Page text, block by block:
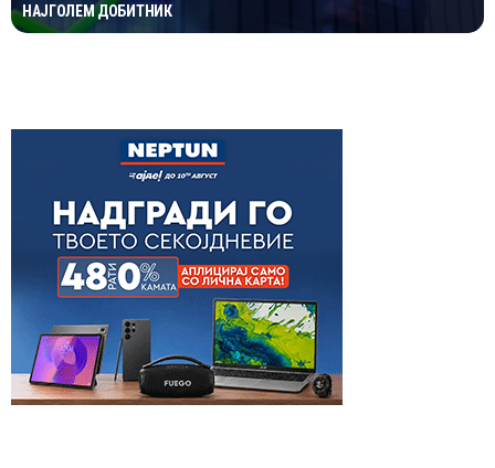
НАЈГОЛЕМ ДОБИТНИК